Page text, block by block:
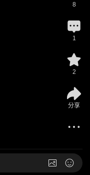
8
1
2
分享